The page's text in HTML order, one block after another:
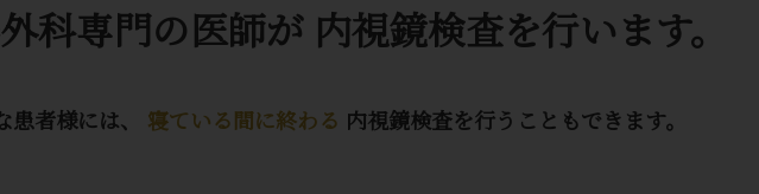
科専門の医師が内視鏡検査を行います。
患者様には、 寝ている間に終わる 内視鏡検査を行うこともできます。